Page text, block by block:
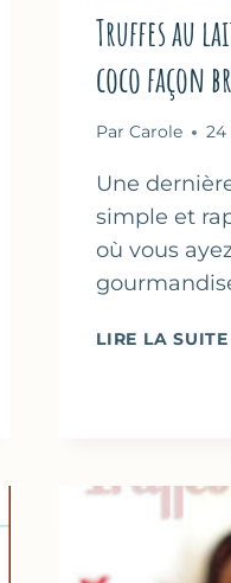
Truffes au
coco façon
Par Carole 24
Une
simple et
où vous
LIRE LA SUITE